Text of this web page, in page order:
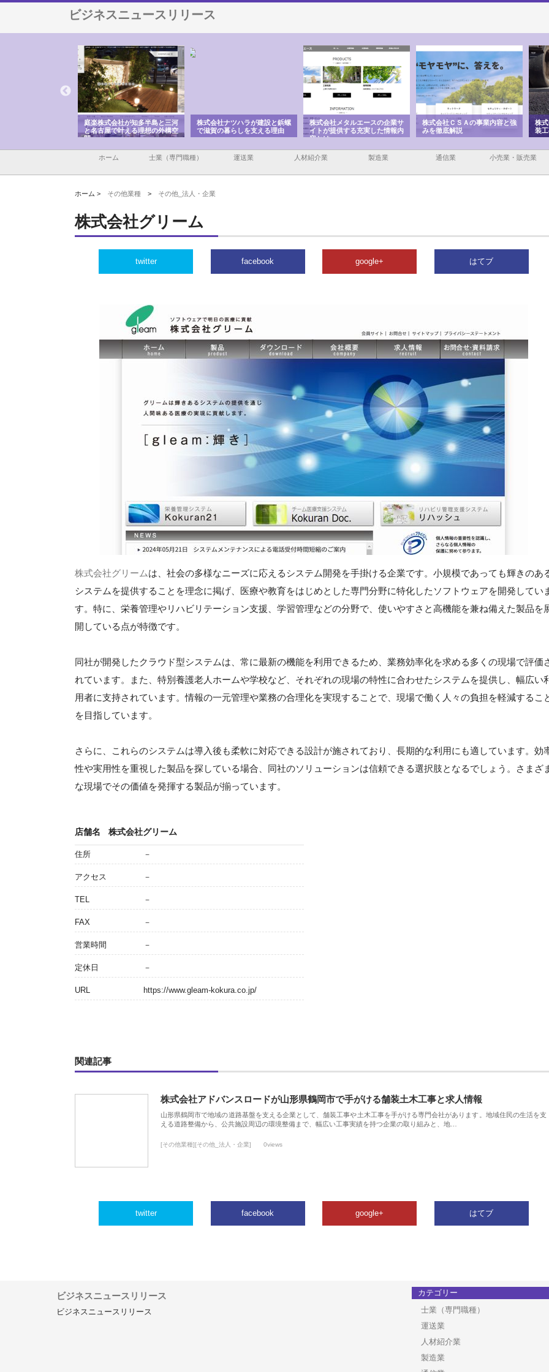
ビジネスニュースリリース
庭楽株式会社が知多半島と三河
と名古屋で叶える理想の外構空
間
株式会社ナツハラが建設と鋲螺
で滋賀の暮らしを支える理由
株式会社メタルエースの企業サ
イトが提供する充実した情報内
容とは
株式会社ＣＳＡの事業内容と強
みを徹底解説
株
装
ホーム 士業（専門職種） 運送業 人材紹介業 製造業 通信業 小売業・販売業
ホーム > その他業種 > その他_法人・企業
株式会社グリーム
twitter facebook google+ はてブ
株式会社グリームは、社会の多様なニーズに応えるシステム開発を手掛ける企業です。小規模であっても輝きのあ
システムを提供することを理念に掲げ、医療や教育をはじめとした専門分野に特化したソフトウェアを開発してい
す。特に、栄養管理やリハビリテーション支援、学習管理などの分野で、使いやすさと高機能を兼ね備えた製品を
開している点が特徴です。
同社が開発したクラウド型システムは、常に最新の機能を利用できるため、業務効率化を求める多くの現場で評価
れています。また、特別養護老人ホームや学校など、それぞれの現場の特性に合わせたシステムを提供し、幅広い
用者に支持されています。情報の一元管理や業務の合理化を実現することで、現場で働く人々の負担を軽減するこ
を目指しています。
さらに、これらのシステムは導入後も柔軟に対応できる設計が施されており、長期的な利用にも適しています。効
性や実用性を重視した製品を探している場合、同社のソリューションは信頼できる選択肢となるでしょう。さまざ
な現場でその価値を発揮する製品が揃っています。
店舗名 株式会社グリーム
住所 －
アクセス －
TEL －
FAX －
営業時間 －
定休日 －
URL https://www.gleam-kokura.co.jp/
関連記事
株式会社アドバンスロードが山形県鶴岡市で手がける舗装土木工事と求人情報
山形県鶴岡市で地域の道路基盤を支える企業として、舗装工事や土木工事を手がける専門会社があります。地域住民の生活を支
える道路整備から、公共施設周辺の環境整備まで、幅広い工事実績を持つ企業の取り組みと、地…
[その他業種][その他_法人・企業] 0views
twitter facebook google+ はてブ
ビジネスニュースリリース
ビジネスニュースリリース
カテゴリー
士業（専門職種）
運送業
人材紹介業
製造業